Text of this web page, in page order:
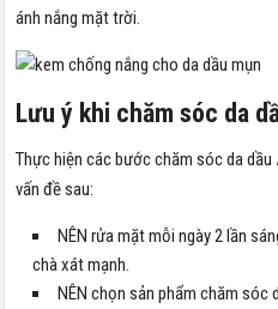
ánh nắng mặt trời.
Lưu ý khi chăm sóc da
Thực hiện các bước chăm sóc da dầu
vấn đề sau:
NÊN rửa mặt mỗi ngày 2 lần
chà xát mạnh.
NÊN chọn sản phẩm chăm sóc